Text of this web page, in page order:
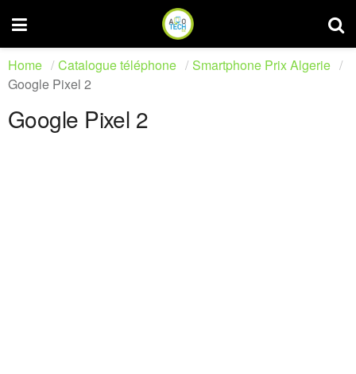
Home Catalogue téléphone
Smartphone Prix Algerie
Google Pixel 2
Google Pixel 2